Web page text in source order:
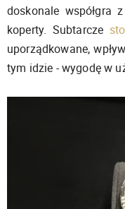
doskonale współgra
koperty. Subtarcze
uporządkowane,
tym idzie - wygodę w